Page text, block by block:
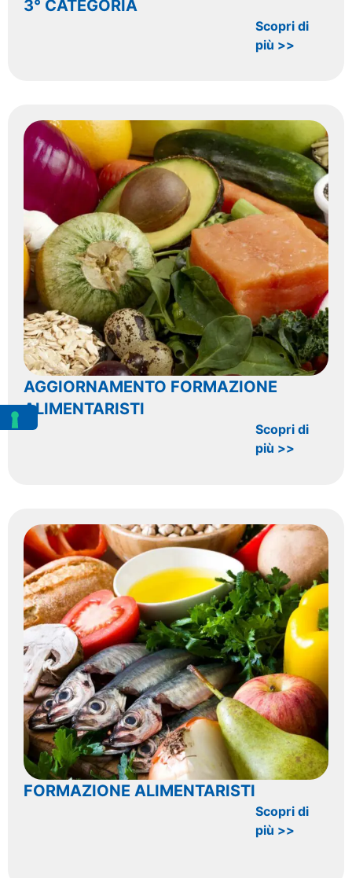
3° CATEGORIA
Scopri di
più >>
AGGIORNAMENTO FORMAZIONE
ALIMENTARISTI
Scopri di
più >>
FORMAZIONE ALIMENTARISTI
Scopri di
più >>